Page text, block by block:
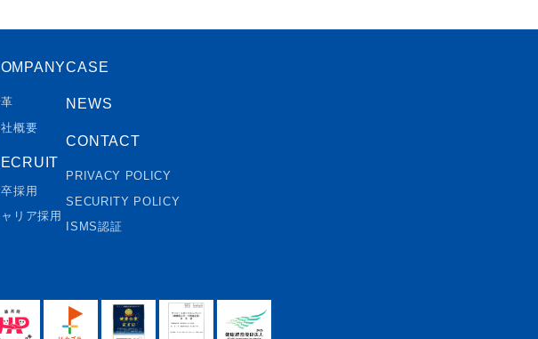
概要
採用
リア採用
CASE
NEWS
CONTACT
PRIVACY POLICY
SECURITY POLICY
ISMS認証